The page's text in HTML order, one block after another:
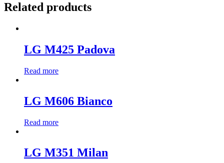
Related products
LG M425 Padova
Read more
LG M606 Bianco
Read more
LG M351 Milan